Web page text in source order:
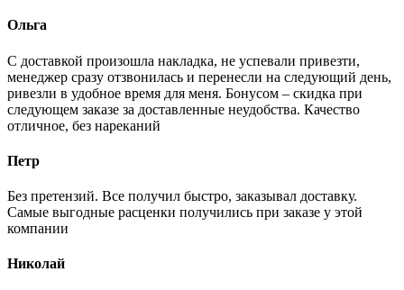
Ольга
С доставкой произошла накладка, не успевали привезти,
менеджер сразу отзвонилась и перенесли на следующий день,
ривезли в удобное время для меня. Бонусом – скидка при
следующем заказе за доставленные неудобства. Качество
отличное, без нареканий
Петр
Без претензий. Все получил быстро, заказывал доставку.
Самые выгодные расценки получились при заказе у этой
компании
Николай